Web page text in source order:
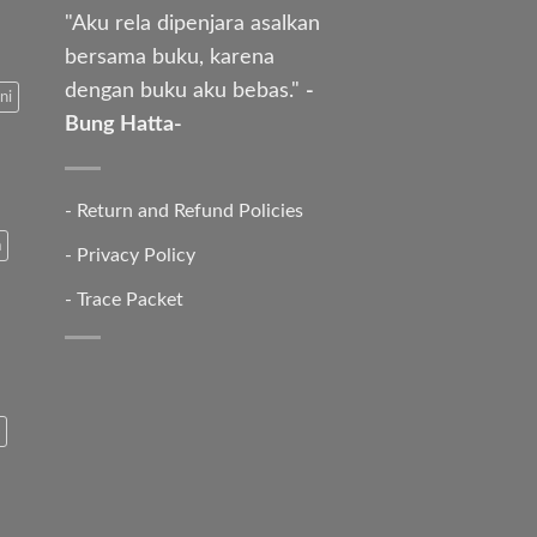
"Aku rela dipenjara asalkan
bersama buku, karena
dengan buku aku bebas." -
Bung Hatta-
- Return and Refund Policies
- Privacy Policy
- Trace Packet